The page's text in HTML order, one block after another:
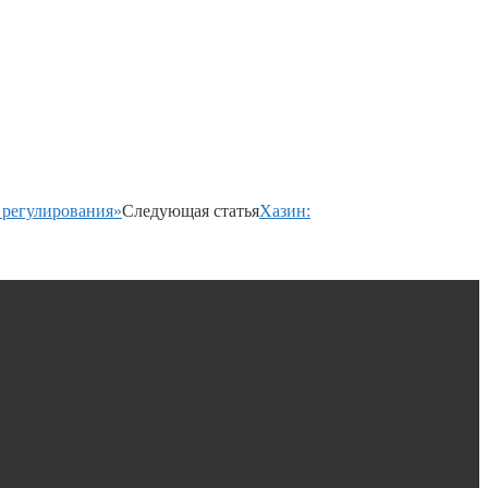
Следующая статьяХазин: